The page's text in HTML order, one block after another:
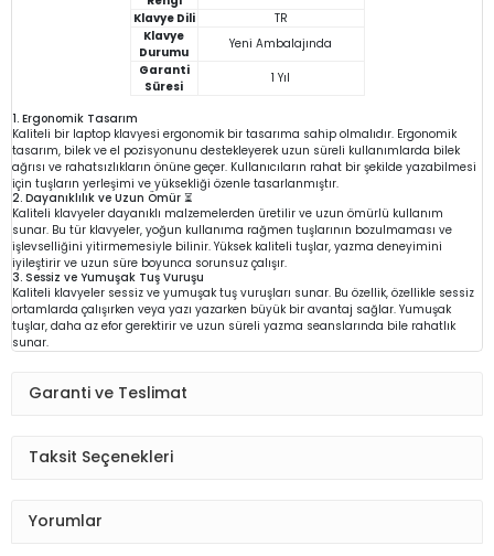
Klavye Dili
TR
Klavye
Durumu
Yeni Ambalajında
Garanti
Süresi
1 Yıl
1. Ergonomik Tasarım
Kaliteli bir laptop klavyesi ergonomik bir tasarıma sahip olmalıdır. Ergonomik
tasarım, bilek ve el pozisyonunu destekleyerek uzun süreli kullanımlarda bilek
ağrısı ve rahatsızlıkların önüne geçer. Kullanıcıların rahat bir şekilde yazabilmesi
için tuşların yerleşimi ve yüksekliği özenle tasarlanmıştır.
2. Dayanıklılık ve Uzun Ömür ⏳
Kaliteli klavyeler dayanıklı malzemelerden üretilir ve uzun ömürlü kullanım
sunar. Bu tür klavyeler, yoğun kullanıma rağmen tuşlarının bozulmaması ve
işlevselliğini yitirmemesiyle bilinir. Yüksek kaliteli tuşlar, yazma deneyimini
iyileştirir ve uzun süre boyunca sorunsuz çalışır.
3. Sessiz ve Yumuşak Tuş Vuruşu
Kaliteli klavyeler sessiz ve yumuşak tuş vuruşları sunar. Bu özellik, özellikle sessiz
ortamlarda çalışırken veya yazı yazarken büyük bir avantaj sağlar. Yumuşak
tuşlar, daha az efor gerektirir ve uzun süreli yazma seanslarında bile rahatlık
sunar.
Garanti ve Teslimat
Taksit Seçenekleri
Yorumlar